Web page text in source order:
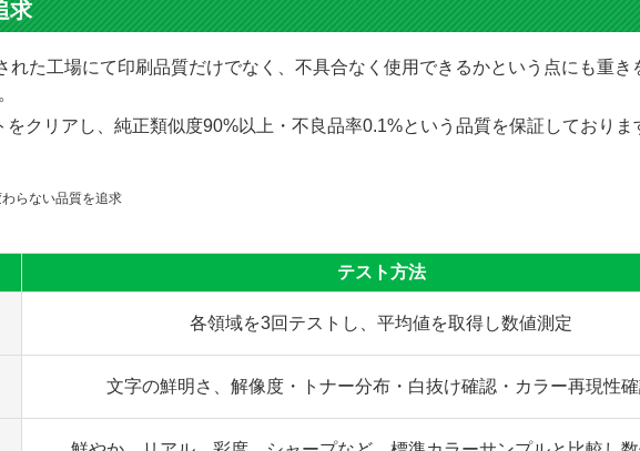
求
れた工場にて印刷品質だけでなく、不具合なく使用できるかという点にも重き
クリアし、純正類似度90%以上・不良品率0.1%という品質を保証しておりま
テスト方法
各領域を3回テストし、平均値を取得し数値測定
文字の鮮明さ、解像度・トナー分布・白抜け確認・カラー再現性